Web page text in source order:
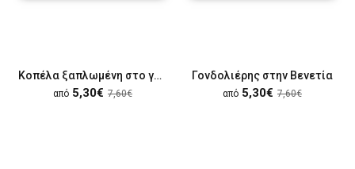
Kοπέλα ξαπλωμένη στο γρασίδι
από 5,30€ 7,60€
Γονδολιέρης στην Βενετία
από 5,30€ 7,60€